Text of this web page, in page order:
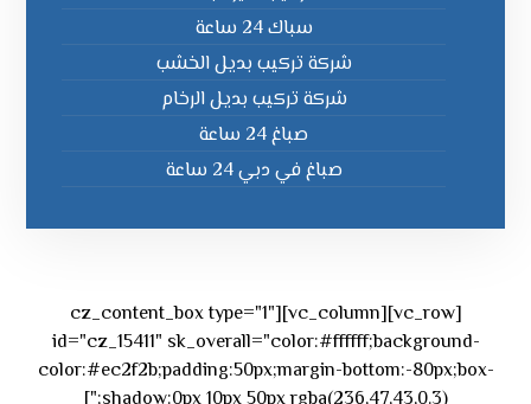
سباك 24 ساعة
شركة تركيب بديل الخشب
شركة تركيب بديل الرخام
صباغ 24 ساعة
صباغ في دبي 24 ساعة
[vc_row][vc_column][cz_content_box type="1"
id="cz_15411" sk_overall="color:#ffffff;background-
color:#ec2f2b;padding:50px;margin-bottom:-80px;box-